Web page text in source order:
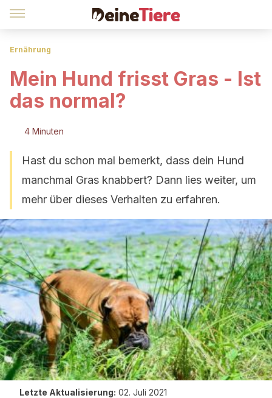
Ernährung
Mein Hund frisst Gras - Ist
das normal?
4 Minuten
Hast du schon mal bemerkt, dass dein Hund
manchmal Gras knabbert? Dann lies weiter, um
mehr über dieses Verhalten zu erfahren.
Letzte Aktualisierung: 02. Juli 2021